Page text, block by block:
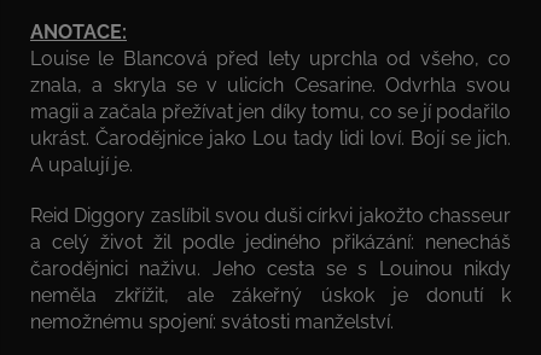
ANOTACE:
Louise le Blancová před lety uprchla od všeho, co
znala, a skryla se v ulicích Cesarine. Odvrhla svou
magii a začala přežívat jen díky tomu, co se jí podařilo
ukrást. Čarodějnice jako Lou tady lidi loví. Bojí se jich.
A upalují je.
Reid Diggory zaslíbil svou duši církvi jakožto chasseur
a celý život žil podle jediného přikázání: nenecháš
čarodějnici naživu. Jeho cesta se s Louinou nikdy
neměla zkřížit, ale zákeřný úskok je donutí k
nemožnému spojení: svátosti manželství.